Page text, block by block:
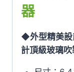
器
◆外型精美
計頂級玻璃吹